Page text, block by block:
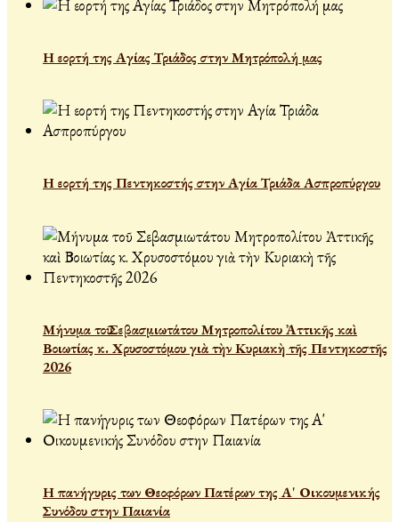
Η εορτή της Αγίας Τριάδος στην Μητρόπολή μας
Η εορτή της Πεντηκοστής στην Αγία Τριάδα Ασπροπύργου
Μήνυμα τοῦ Σεβασμιωτάτου Μητροπολίτου Ἀττικῆς καὶ
Βοιωτίας κ. Χρυσοστόμου γιὰ τὴν Κυριακὴ τῆς Πεντηκοστῆς
2026
Η πανήγυρις των Θεοφόρων Πατέρων της Α' Οικουμενικής
Συνόδου στην Παιανία